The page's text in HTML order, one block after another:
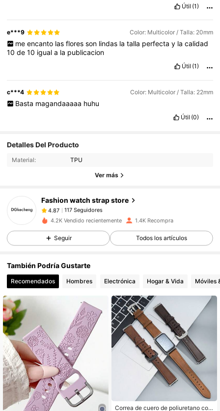
Útil (1)
e***9 Color: Multicolor / Talla: 20mm
me encanto las flores son lindas la talla perfecta y la calidad
10de10 iguala la publicacion
Útil (1)
c***4 Color: Multicolor / Talla: 22mm
Basta magandaaaaa huhu
Útil (0)
Detalles Del Producto
Material: TPU
Ver más
Fashion watch strap store
4.87 117 Seguidores
117 Seguidores
117 Seguidores
4.87 117 Seguidores
117 Seguidores
4.87
117 Seguidores
4.2K Vendido recientemente 1.4K Recompra
Seguir Todos los artículos
También Podría Gustarte
Recomendados Hombres Electrónica Hogar & Vida Móviles
Correa de cuero de poliuretano com